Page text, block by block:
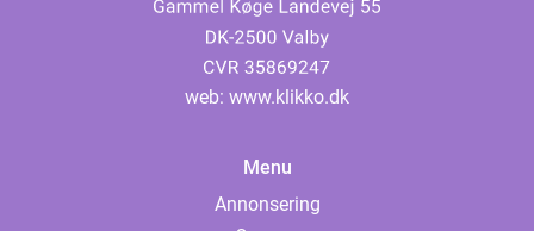
web: www.klikko.dk
Menu
Annonsering